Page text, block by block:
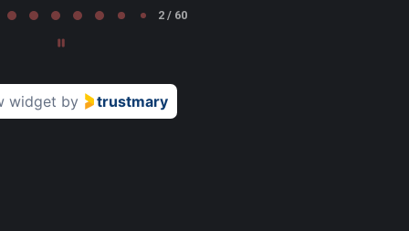
2 / 60
widget by trustmary